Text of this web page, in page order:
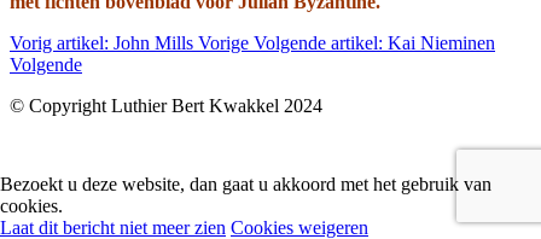
Vorig artikel: John Mills Vorige Volgende artikel: Kai Nieminen
Volgende
© Copyright Luthier Bert Kwakkel 2024
Bezoekt u deze website, dan gaat u akkoord met het gebruik van
cookies.
Laat dit bericht niet meer zien Cookies weigeren